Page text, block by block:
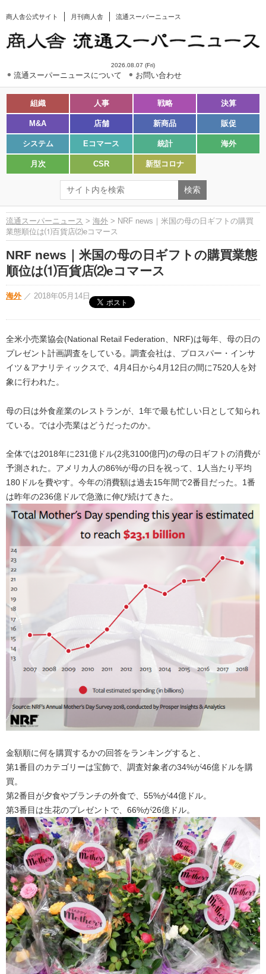
商人舎公式サイト 月刊商人舎 流通スーパーニュース
2026.08.07 (Fri)
流通スーパーニュースについて お問い合わせ
組織 人事 戦略 決算
M&A 店舗 新商品 販促
システム Eコマース 統計 海外
月次 CSR 新型コロナ
流通スーパーニュース > 海外 > NRF news｜米国の母の日ギフトの購買
業態順位は⑴百貨店⑵eコマース
NRF news｜米国の母の日ギフトの購買業態
順位は⑴百貨店⑵eコマース
海外 ／ 2018年05月14日
全米小売業協会(National Retail Federation、NRF)は毎年、母の日の
プレゼント計画調査をしている。調査会社は、プロスパー・インサ
イツ＆アナリティックスで、4月4日から4月12日の間に7520人を対
象に行われた。
母の日は外食産業のレストランが、1年で最も忙しい日として知られ
ている。では小売業はどうだったのか。
全体では2018年に231億ドル(2兆3100億円)の母の日ギフトの消費が
予測された。アメリカ人の86%が母の日を祝って、1人当たり平均
180ドルを費やす。今年の消費額は過去15年間で2番目だった。1番
は昨年の236億ドルで急激に伸び続けてきた。
金額順に何を購買するかの回答をランキングすると、
第1番目のカテゴリーは宝飾で、調査対象者の34%が46億ドルを購
買。
第2番目が夕食やブランチの外食で、55%が44億ドル。
第3番目は生花のプレゼントで、66%が26億ドル。